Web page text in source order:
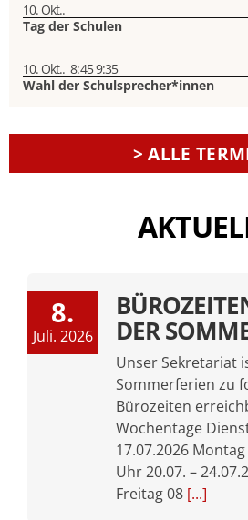
10. Okt..
Tag der Schulen
10. Okt.. 8:459:35
Wahl der Schulsprecher*innen
> ALLE
8.
Juli. 2026
DER
Unser Sekretariat
Sommerferien zu
Bürozeiten
Wochentage
17.07.2026
Uhr 20.07. –
Freitag 08[...]